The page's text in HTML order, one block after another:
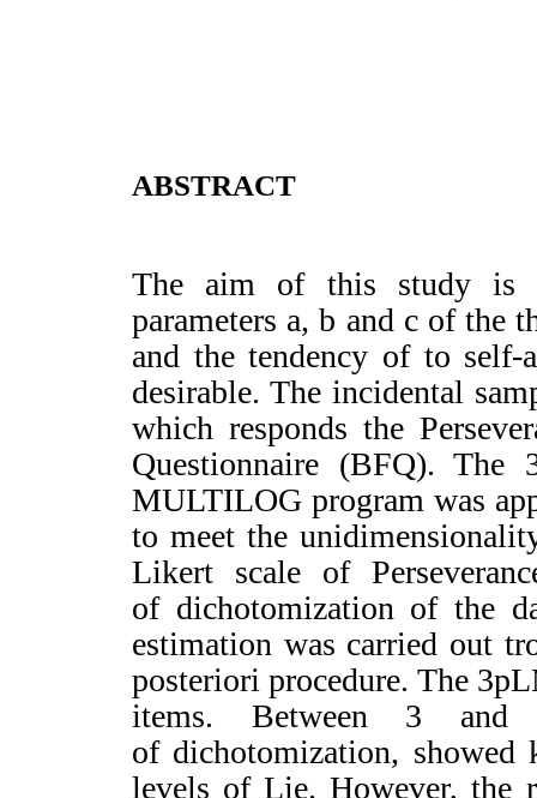
ABSTRACT
The aim of this study is
parameters a, b and c of the
and the tendency of to self-
desirable. The incidental
which responds the
Questionnaire (BFQ).
MULTILOG program was
to meet the
Likert scale of
of dichotomization of the
estimation was carried out
posteriori procedure. The
items. Between 3 and
of dichotomization, showed
levels of Lie. However, the